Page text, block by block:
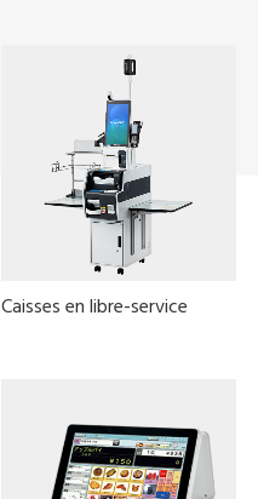
Caisses en libre-service